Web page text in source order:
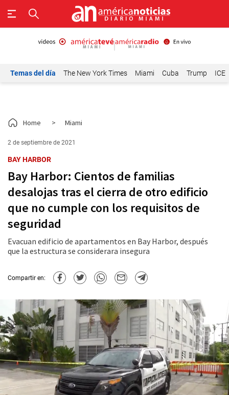
Temas del día The New York Times Miami Cuba Trump ICE
Home > Miami
2 de septiembre de 2021
BAY HARBOR
Bay Harbor: Cientos de familias
desalojas tras el cierra de otro edificio
que no cumple con los requisitos de
seguridad
Evacuan edificio de apartamentos en Bay Harbor, después
que la estructura se considerara insegura
Compartir en: